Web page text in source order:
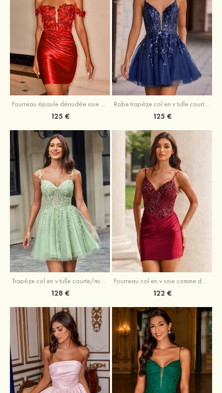
Fourreau épaule dénudée soie comme du satin courte/mini robe de fête de la rentrée
125 €
Robe trapèze col en v tulle courte/mini robe de fête de la rentrée avec poches paillettes
125 €
Trapèze col en v tulle courte/mini robe de fête de la rentrée avec perles
128 €
Fourreau col en v soie comme du satin courte/mini robe de fête de la rentrée avec paillettes
122 €